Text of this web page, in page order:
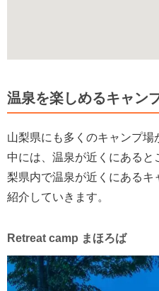
温泉を楽しめるキャン
山梨県にも多くのキャンプ場
中には、温泉が近くにある
梨県内で温泉が近くにあるキ
紹介していきます。
Retreat camp まほろば